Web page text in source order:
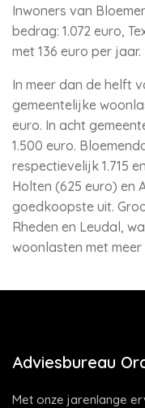
Inwoners van
bedrag: 1.072 euro,
met 136 euro per jaar.
In meer dan de helft
gemeentelijke
euro. In acht
1.500 euro.
respectievelijk 1.715
Holten (625 euro) en
goedkoopste uit.
Rheden en Leudal,
woonlasten met
Adviesbureau
Met onze jarenlange